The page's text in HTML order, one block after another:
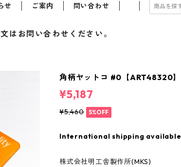
せ ご案内 問い合わせ
はお問い合わせください。
角柄ヤットコ #0【ART48320】
¥5,187
¥5,460 5%OFF
International shipping available
株式会社明工舎製作所(MKS)